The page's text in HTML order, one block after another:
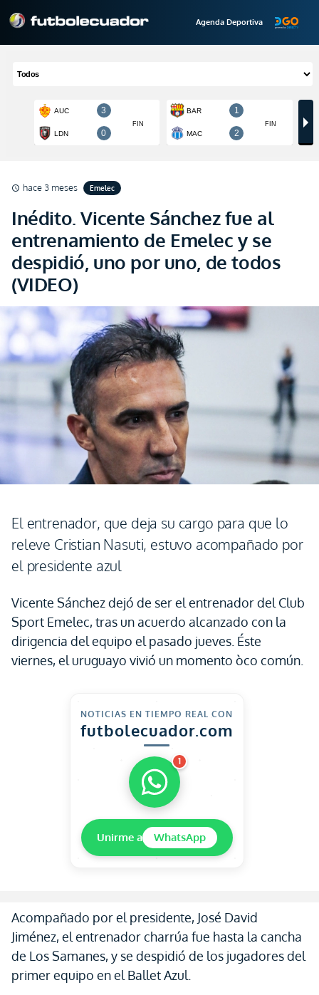
Agenda Deportiva
schedule hace 3 meses Emelec
Inédito. Vicente Sánchez fue al
entrenamiento de Emelec y se
despidió, uno por uno, de todos
(VIDEO)
El entrenador, que deja su cargo para que lo
releve Cristian Nasuti, estuvo acompañado por
el presidente azul
Vicente Sánchez dejó de ser el entrenador del Club
Sport Emelec, tras un acuerdo alcanzado con la
dirigencia del equipo el pasado jueves. Éste
viernes, el uruguayo vivió un momento òco común.
NOTICIAS EN TIEMPO REAL CON
futbolecuador.com
1
Unirme a WhatsApp
Acompañado por el presidente, José David
Jiménez, el entrenador charrúa fue hasta la cancha
de Los Samanes, y se despidió de los jugadores del
primer equipo en el Ballet Azul.